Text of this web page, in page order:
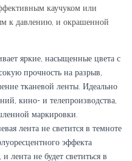
каучуком или
к давлению, и окрашенной
яркие, насыщенные цвета с
прочность на разрыв,
тканевой ленты. Идеально
кино- и телепроизводства,
маркировки.
лента не светится в темноте
эффекта
лента не будет светиться в